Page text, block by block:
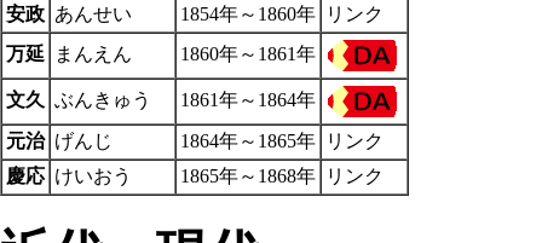
安政 あんせい 1854年～1860年
リンク
万延
まんえん 1860年～1861年
文久 ぶんきゅう
1861年～1864年
元治 げんじ 1864年～1865年
リンク
慶応 けいおう 1865年～1868年 リンク